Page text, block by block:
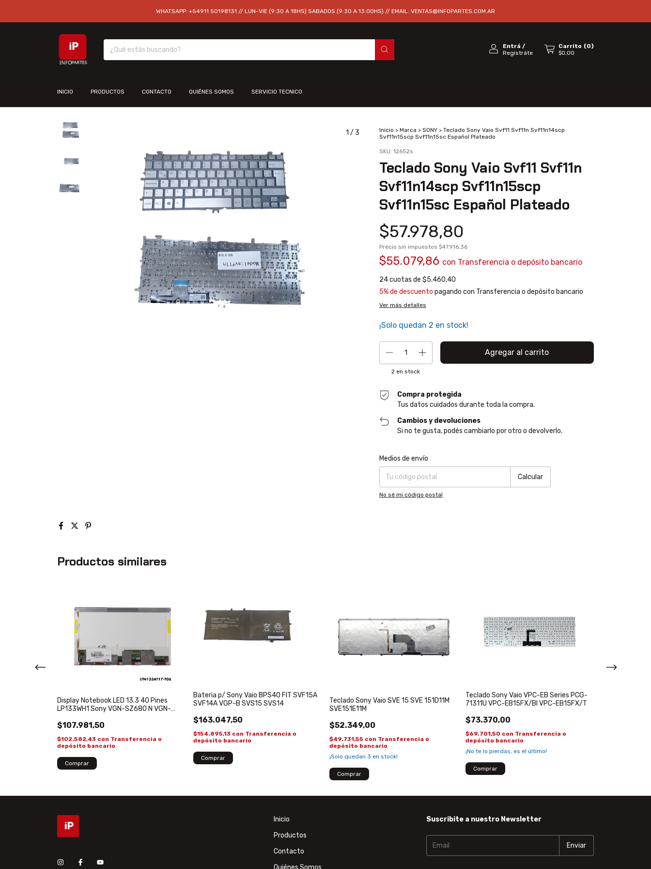
WHATSAPP: +54911 50198131 // LUN-VIE (9:30 A 18HS) SABADOS (9:30 A 13:00HS) // EMAIL: VENTAS@INFOPARTES.COM.AR
Entrá /
Registráte
Carrito (0)
$0,00
INICIO PRODUCTOS CONTACTO QUIÉNES SOMOS SERVICIO TECNICO
1 / 3 Inicio > Marca > SONY > Teclado Sony Vaio Svf11 Svf11n Svf11n14scp
Svf11n15scp Svf11n15sc Español Plateado
SKU: 12652s
Teclado Sony Vaio Svf11 Svf11n
Svf11n14scp Svf11n15scp
Svf11n15sc Español Plateado
$57.978,80
Precio sin impuestos $47.916,36
$55.079,86 con Transferencia o depósito bancario
24cuotas de $5.460,40
5% de descuento pagando con Transferencia o depósito bancario
Ver más detalles
¡Solo quedan 2 en stock!
2 en stock
Compra protegida
Tus datos cuidados durante toda la compra.
Cambios y devoluciones
Si no te gusta, podés cambiarlo por otro o devolverlo.
Entregas para el CP:
Medios de envío
Calcular
No sé mi código postal
Productos similares
Display Notebook LED 13.3 40 Pines
LP133WH1 Sony VGN-SZ680 N VGN-
$107.981,50
$102.582,43 con Transferencia o
depósito bancario
Bateria p/ Sony Vaio BPS40 FIT SVF15A
SVF14A VGP-B SVS15 SVS14
$163.047,50
$154.895,13 con Transferencia o
depósito bancario
Teclado Sony Vaio SVE 15 SVE 151D11M
SVE151E11M
$52.349,00
$49.731,55 con Transferencia o
depósito bancario
¡Solo quedan 3 en stock!
Teclado Sony Vaio VPC-EB Series PCG-
71311U VPC-EB15FX/BI VPC-EB15FX/T
$73.370,00
$69.701,50 con Transferencia o
depósito bancario
¡No te lo pierdas, es el último!
Inicio
Productos
Contacto
Suscribite a nuestro Newsletter